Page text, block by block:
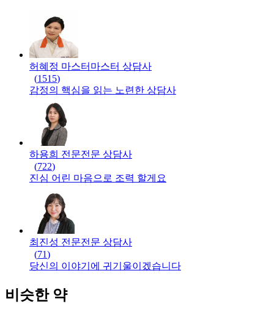
허혜정 마스터 마스터 상담사
(1515)
감정의 핵심을 읽는 노련한 상담사
하용희 전문전문 상담사
(722)
진심 어린 마음으로 조력 할게요
최진성 전문전문 상담사
(71)
당신의 이야기에 귀기울이겠습니다
비슷한 약